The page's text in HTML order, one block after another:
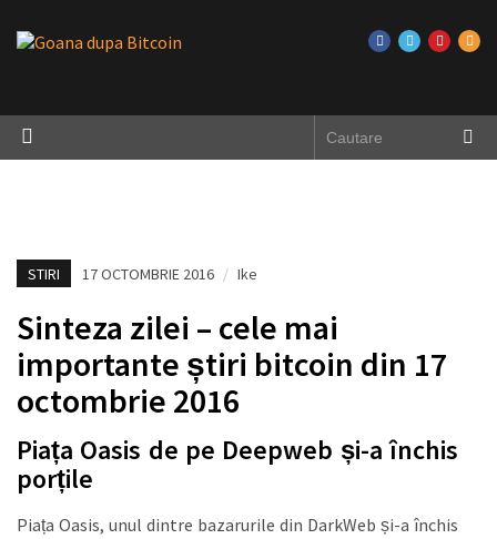
STIRI 17 OCTOMBRIE 2016 / Ike
Sinteza zilei – cele mai
importante știri bitcoin din 17
octombrie 2016
Piața Oasis de pe Deepweb și-a închis
porțile
Piața Oasis, unul dintre bazarurile din DarkWeb și-a închis